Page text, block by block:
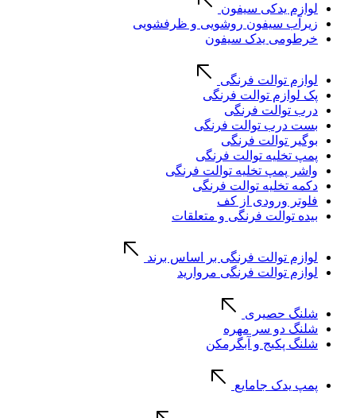
لوازم یدکی سیفون
زیرآب سیفون روشویی و ظرفشویی
خرطومی یدک سیفون
لوازم توالت فرنگی
پک لوازم توالت فرنگی
درب توالت فرنگی
بست درب توالت فرنگی
بوگیر توالت فرنگی
پمپ تخلیه توالت فرنگی
واشر پمپ تخلیه توالت فرنگی
دکمه تخلیه توالت فرنگی
فلوتر ورودی از کف
بیده توالت فرنگی و متعلقات
لوازم توالت فرنگی بر اساس برند
لوازم توالت فرنگی مروارید
شلنگ حصیری
شلنگ دو سر مهره
شلنگ پکیج و آبگرمکن
پمپ یدک جامایع